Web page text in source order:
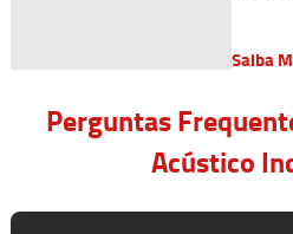
Saiba
Perguntas
Acústico